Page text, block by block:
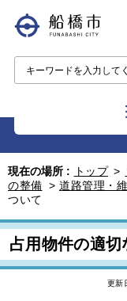
現在の場所 : トップ >
の整備 > 道路管理・
ついて
占用物件の適
更新